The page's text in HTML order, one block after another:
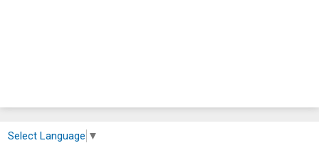
Select Language ▼